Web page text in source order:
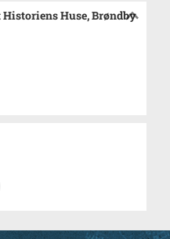
Huse, Brøndby